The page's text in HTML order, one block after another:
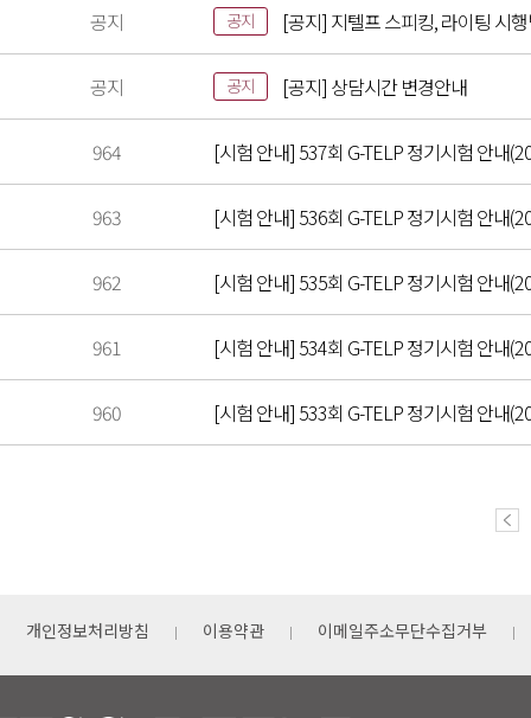
공지 공지 [공지] 지텔프 스피킹, 라이팅 시
공지 공지 [공지] 상담시간 변경안내
964 [시험 안내] 537회 G-TELP 정기시험 안내
963 [시험 안내] 536회 G-TELP 정기시험 안내
962 [시험 안내] 535회 G-TELP 정기시험 안내
961 [시험 안내] 534회 G-TELP 정기시험 안내
960 [시험 안내] 533회 G-TELP 정기시험 안내
개인정보처리방침 이용약관 이메일주소무단수집거부